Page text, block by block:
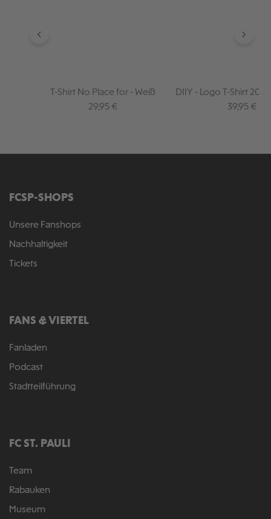
T-Shirt No Place for - Weiß
Regulärer Preis:
29,95 €
DIIY - Logo T-Shirt
Regulärer
39,95 €
FCSP-SHOPS
Unsere Fanshops
Nachhaltigkeit
Tickets
FANS & VIERTEL
Fanladen
Podcast
Stadtteilführung
FC ST. PAULI
Team
Rabauken
Museum